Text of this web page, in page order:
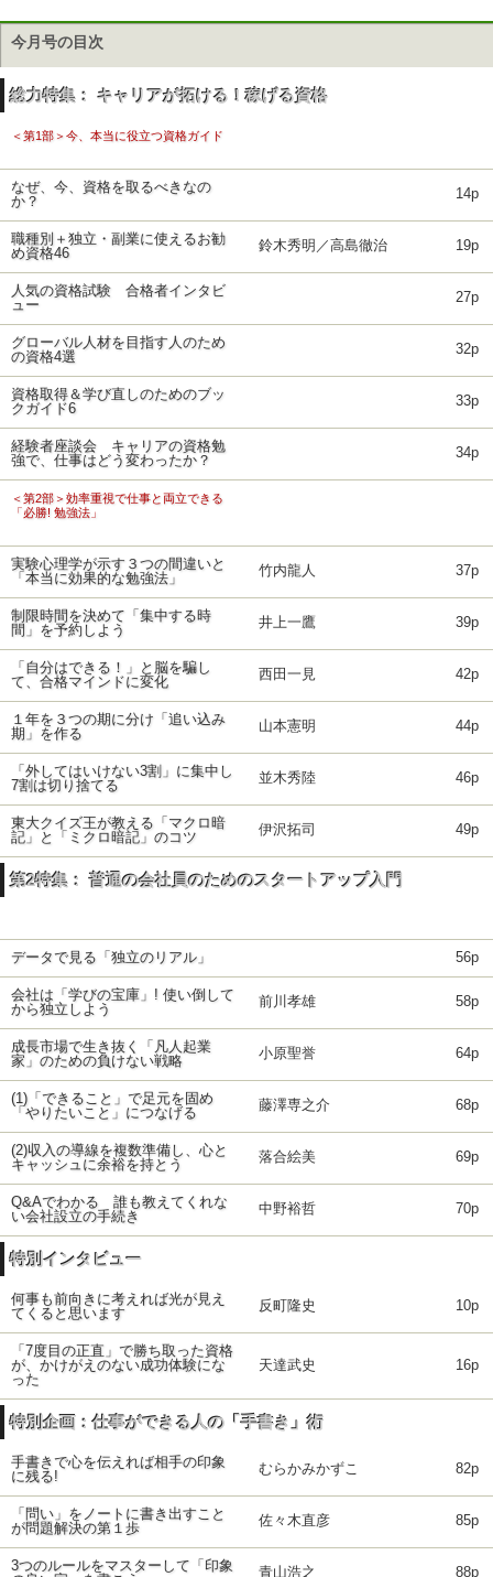
今月号の目次
総力特集： キャリアが拓ける！稼げる資格
＜第1部＞今、本当に役立つ資格ガイド
なぜ、今、資格を取るべきなの
か？
14p
職種別＋独立・副業に使えるお勧
め資格46
鈴木秀明／高島徹治 19p
人気の資格試験 合格者インタビ
ュー
27p
グローバル人材を目指す人のため
の資格4選
32p
資格取得＆学び直しのためのブッ
クガイド6
33p
経験者座談会 キャリアの資格勉
強で、仕事はどう変わったか？
34p
＜第2部＞効率重視で仕事と両立できる
「必勝! 勉強法」
実験心理学が示す３つの間違いと
「本当に効果的な勉強法」
竹内龍人 37p
制限時間を決めて「集中する時
間」を予約しよう
井上一鷹 39p
「自分はできる！」と脳を騙し
て、合格マインドに変化
西田一見 42p
１年を３つの期に分け「追い込み
期」を作る
山本憲明 44p
「外してはいけない3割」に集中し
7割は切り捨てる
並木秀陸 46p
東大クイズ王が教える「マクロ暗
記」と「ミクロ暗記」のコツ
伊沢拓司 49p
第2特集： 普通の会社員のためのスタートアップ入門
データで見る「独立のリアル」 56p
会社は「学びの宝庫」! 使い倒して
から独立しよう
前川孝雄 58p
成長市場で生き抜く「凡人起業
家」のための負けない戦略
小原聖誉 64p
(1)「できること」で足元を固め
「やりたいこと」につなげる
藤澤専之介 68p
(2)収入の導線を複数準備し、心と
キャッシュに余裕を持とう
落合絵美 69p
Q&Aでわかる 誰も教えてくれな
い会社設立の手続き
中野裕哲 70p
特別インタビュー
何事も前向きに考えれば光が見え
てくると思います
反町隆史 10p
「7度目の正直」で勝ち取った資格
が、かけがえのない成功体験にな
った
天達武史 16p
特別企画：仕事ができる人の「手書き」術
手書きで心を伝えれば相手の印象
に残る!
むらかみかずこ 82p
「問い」をノートに書き出すこと
が問題解決の第１歩
佐々木直彦 85p
3つのルールをマスターして「印象
青山浩之 88p